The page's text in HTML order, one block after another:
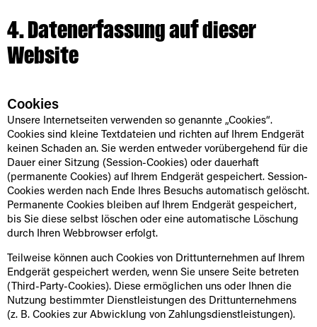
4. Datenerfassung auf dieser
Website
Cookies
Unsere Internetseiten verwenden so genannte „Cookies“.
Cookies sind kleine Textdateien und richten auf Ihrem Endgerät
keinen Schaden an. Sie werden entweder vorübergehend für die
Dauer einer Sitzung (Session-Cookies) oder dauerhaft
(permanente Cookies) auf Ihrem Endgerät gespeichert. Session-
Cookies werden nach Ende Ihres Besuchs automatisch gelöscht.
Permanente Cookies bleiben auf Ihrem Endgerät gespeichert,
bis Sie diese selbst löschen oder eine automatische Löschung
durch Ihren Webbrowser erfolgt.
Teilweise können auch Cookies von Drittunternehmen auf Ihrem
Endgerät gespeichert werden, wenn Sie unsere Seite betreten
(Third-Party-Cookies). Diese ermöglichen uns oder Ihnen die
Nutzung bestimmter Dienstleistungen des Drittunternehmens
(z. B. Cookies zur Abwicklung von Zahlungsdienstleistungen).